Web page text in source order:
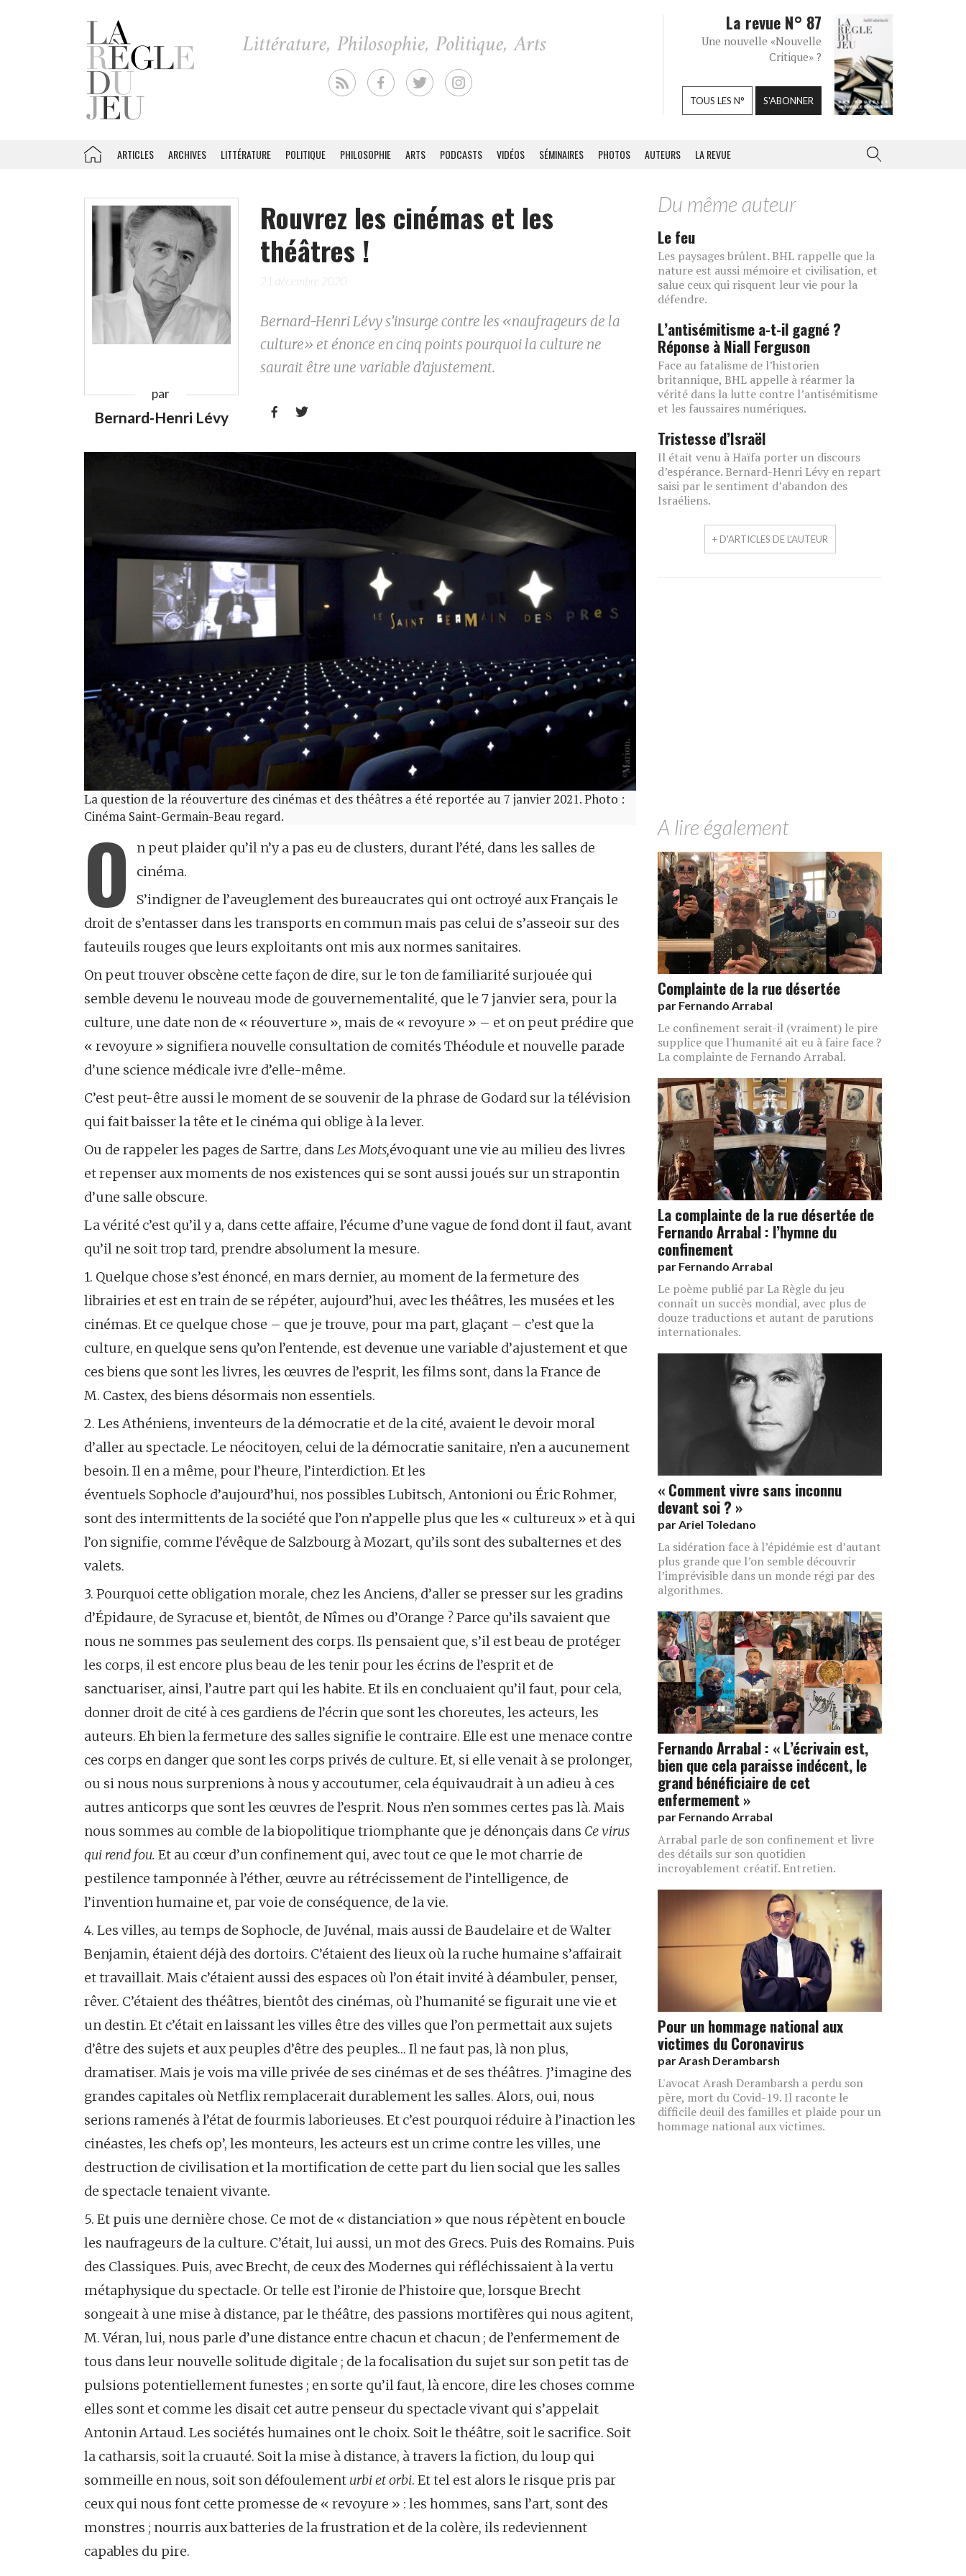
La revue N° 87
Une nouvelle «Nouvelle
Critique» ?
TOUS LES N° S'ABONNER
ARTICLES ARCHIVES LITTÉRATURE POLITIQUE PHILOSOPHIE ARTS PODCASTS VIDÉOS SÉMINAIRES PHOTOS AUTEURS LA REVUE
par
Bernard-Henri Lévy
Rouvrez les cinémas et les
théâtres !
21 décembre 2020
Bernard-Henri Lévy s’insurge contre les «naufrageurs de la
culture» et énonce en cinq points pourquoi la culture ne
saurait être une variable d’ajustement.
 
La question de la réouverture des cinémas et des théâtres a été reportée au 7 janvier 2021. Photo :
Cinéma Saint-Germain-Beau regard.
O
n peut plaider qu’il n’y a pas eu de clusters, durant l’été, dans les salles de
cinéma.
S’indigner de l’aveuglement des bureaucrates qui ont octroyé aux Français le
droit de s’entasser dans les transports en commun mais pas celui de s’asseoir sur des
fauteuils rouges que leurs exploitants ont mis aux normes sanitaires.
On peut trouver obscène cette façon de dire, sur le ton de familiarité surjouée qui
semble devenu le nouveau mode de gouvernementalité, que le 7 janvier sera, pour la
culture, une date non de « réouverture », mais de « revoyure » – et on peut prédire que
« revoyure » signifiera nouvelle consultation de comités Théodule et nouvelle parade
d’une science médicale ivre d’elle-même.
C’est peut-être aussi le moment de se souvenir de la phrase de Godard sur la télévision
qui fait baisser la tête et le cinéma qui oblige à la lever.
Ou de rappeler les pages de Sartre, dans Les Mots,évoquant une vie au milieu des livres
et repenser aux moments de nos existences qui se sont aussi joués sur un strapontin
d’une salle obscure.
La vérité c’est qu’il y a, dans cette affaire, l’écume d’une vague de fond dont il faut, avant
qu’il ne soit trop tard, prendre absolument la mesure.
1. Quelque chose s’est énoncé, en mars dernier, au moment de la fermeture des
librairies et est en train de se répéter, aujourd’hui, avec les théâtres, les musées et les
cinémas. Et ce quelque chose – que je trouve, pour ma part, glaçant – c’est que la
culture, en quelque sens qu’on l’entende, est devenue une variable d’ajustement et que
ces biens que sont les livres, les œuvres de l’esprit, les films sont, dans la France de
M. Castex, des biens désormais non essentiels.
2. Les Athéniens, inventeurs de la démocratie et de la cité, avaient le devoir moral
d’aller au spectacle. Le néocitoyen, celui de la démocratie sanitaire, n’en a aucunement
besoin. Il en a même, pour l’heure, l’interdiction. Et les
éventuels Sophocle d’aujourd’hui, nos possibles Lubitsch, Antonioni ou Éric Rohmer,
sont des intermittents de la société que l’on n’appelle plus que les « cultureux » et à qui
l’on signifie, comme l’évêque de Salzbourg à Mozart, qu’ils sont des subalternes et des
valets.
3. Pourquoi cette obligation morale, chez les Anciens, d’aller se presser sur les gradins
d’Épidaure, de Syracuse et, bientôt, de Nîmes ou d’Orange ? Parce qu’ils savaient que
nous ne sommes pas seulement des corps. Ils pensaient que, s’il est beau de protéger
les corps, il est encore plus beau de les tenir pour les écrins de l’esprit et de
sanctuariser, ainsi, l’autre part qui les habite. Et ils en concluaient qu’il faut, pour cela,
donner droit de cité à ces gardiens de l’écrin que sont les choreutes, les acteurs, les
auteurs. Eh bien la fermeture des salles signifie le contraire. Elle est une menace contre
ces corps en danger que sont les corps privés de culture. Et, si elle venait à se prolonger,
ou si nous nous surprenions à nous y accoutumer, cela équivaudrait à un adieu à ces
autres anticorps que sont les œuvres de l’esprit. Nous n’en sommes certes pas là. Mais
nous sommes au comble de la biopolitique triomphante que je dénonçais dans Ce virus
qui rend fou. Et au cœur d’un confinement qui, avec tout ce que le mot charrie de
pestilence tamponnée à l’éther, œuvre au rétrécissement de l’intelligence, de
l’invention humaine et, par voie de conséquence, de la vie.
4. Les villes, au temps de Sophocle, de Juvénal, mais aussi de Baudelaire et de Walter
Benjamin, étaient déjà des dortoirs. C’étaient des lieux où la ruche humaine s’affairait
et travaillait. Mais c’étaient aussi des espaces où l’on était invité à déambuler, penser,
rêver. C’étaient des théâtres, bientôt des cinémas, où l’humanité se figurait une vie et
un destin. Et c’était en laissant les villes être des villes que l’on permettait aux sujets
d’être des sujets et aux peuples d’être des peuples… Il ne faut pas, là non plus,
dramatiser. Mais je vois ma ville privée de ses cinémas et de ses théâtres. J’imagine des
grandes capitales où Netflix remplacerait durablement les salles. Alors, oui, nous
serions ramenés à l’état de fourmis laborieuses. Et c’est pourquoi réduire à l’inaction les
cinéastes, les chefs op’, les monteurs, les acteurs est un crime contre les villes, une
destruction de civilisation et la mortification de cette part du lien social que les salles
de spectacle tenaient vivante.
5. Et puis une dernière chose. Ce mot de « distanciation » que nous répètent en boucle
les naufrageurs de la culture. C’était, lui aussi, un mot des Grecs. Puis des Romains. Puis
des Classiques. Puis, avec Brecht, de ceux des Modernes qui réfléchissaient à la vertu
métaphysique du spectacle. Or telle est l’ironie de l’histoire que, lorsque Brecht
songeait à une mise à distance, par le théâtre, des passions mortifères qui nous agitent,
M. Véran, lui, nous parle d’une distance entre chacun et chacun ; de l’enfermement de
tous dans leur nouvelle solitude digitale ; de la focalisation du sujet sur son petit tas de
pulsions potentiellement funestes ; en sorte qu’il faut, là encore, dire les choses comme
elles sont et comme les disait cet autre penseur du spectacle vivant qui s’appelait
Antonin Artaud. Les sociétés humaines ont le choix. Soit le théâtre, soit le sacrifice. Soit
la catharsis, soit la cruauté. Soit la mise à distance, à travers la fiction, du loup qui
sommeille en nous, soit son défoulement urbi et orbi. Et tel est alors le risque pris par
ceux qui nous font cette promesse de « revoyure » : les hommes, sans l’art, sont des
monstres ; nourris aux batteries de la frustration et de la colère, ils redeviennent
capables du pire.
Du même auteur
Le feu
Les paysages brûlent. BHL rappelle que la
nature est aussi mémoire et civilisation, et
salue ceux qui risquent leur vie pour la
défendre.
L’antisémitisme a-t-il gagné ?
Réponse à Niall Ferguson
Face au fatalisme de l’historien
britannique, BHL appelle à réarmer la
vérité dans la lutte contre l’antisémitisme
et les faussaires numériques.
Tristesse d’Israël
Il était venu à Haïfa porter un discours
d’espérance. Bernard-Henri Lévy en repart
saisi par le sentiment d’abandon des
Israéliens.
+ D'ARTICLES DE L'AUTEUR
A lire également
Complainte de la rue désertée
par Fernando Arrabal
Le confinement serait-il (vraiment) le pire
supplice que l'humanité ait eu à faire face ?
La complainte de Fernando Arrabal.
La complainte de la rue désertée de
Fernando Arrabal : l’hymne du
confinement
par Fernando Arrabal
Le poème publié par La Règle du jeu
connaît un succès mondial, avec plus de
douze traductions et autant de parutions
internationales.
« Comment vivre sans inconnu
devant soi ? »
par Ariel Toledano
La sidération face à l’épidémie est d’autant
plus grande que l’on semble découvrir
l’imprévisible dans un monde régi par des
algorithmes.
Fernando Arrabal : « L’écrivain est,
bien que cela paraisse indécent, le
grand bénéficiaire de cet
enfermement »
par Fernando Arrabal
Arrabal parle de son confinement et livre
des détails sur son quotidien
incroyablement créatif. Entretien.
Pour un hommage national aux
victimes du Coronavirus
par Arash Derambarsh
L'avocat Arash Derambarsh a perdu son
père, mort du Covid-19. Il raconte le
difficile deuil des familles et plaide pour un
hommage national aux victimes.